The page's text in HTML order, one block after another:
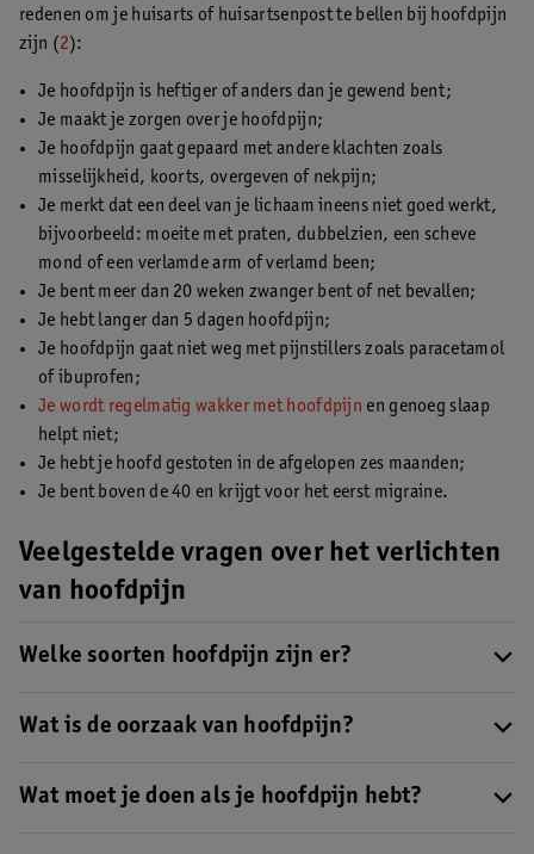
redenen om je huisarts of huisartsenpost te bellen bij hoofdpijn
zijn (2):
Je hoofdpijn is heftiger of anders dan je gewend bent;
Je maakt je zorgen over je hoofdpijn;
Je hoofdpijn gaat gepaard met andere klachten zoals
misselijkheid, koorts, overgeven of nekpijn;
Je merkt dat een deel van je lichaam ineens niet goed werkt,
bijvoorbeeld: moeite met praten, dubbelzien, een scheve
mond of een verlamde arm of verlamd been;
Je bent meer dan 20 weken zwanger bent of net bevallen;
Je hebt langer dan 5 dagen hoofdpijn;
Je hoofdpijn gaat niet weg met pijnstillers zoals paracetamol
of ibuprofen;
Je wordt regelmatig wakker met hoofdpijn en genoeg slaap
helpt niet;
Je hebt je hoofd gestoten in de afgelopen zes maanden;
Je bent boven de 40 en krijgt voor het eerst migraine.
Veelgestelde vragen over het verlichten
van hoofdpijn
Welke soorten hoofdpijn zijn er?
spanningshoofdpijn, migraine, clusterhoofdpijn en
Wat is de oorzaak van hoofdpijn?
en slaapgebrek tot hormonale veranderingen en
Wat moet je doen als je hoofdpijn hebt?